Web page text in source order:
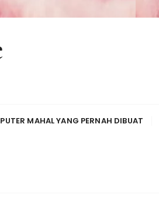
MAHAL YANG PERNAH DIBUAT